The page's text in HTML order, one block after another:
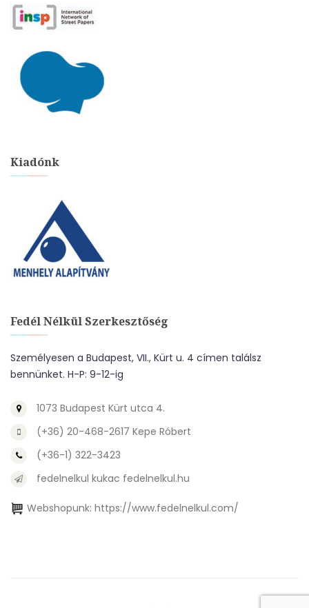
Kiadónk
Fedél Nélkül Szerkesztőség
Személyesen a Budapest, VII., Kürt u. 4 címen találsz
bennünket. H-P: 9-12-ig
1073 Budapest Kürt utca 4.
(+36) 20-468-2617 Kepe Róbert
(+36-1) 322-3423
fedelnelkul kukac fedelnelkul.hu
Webshopunk: https://www.fedelnelkul.com/